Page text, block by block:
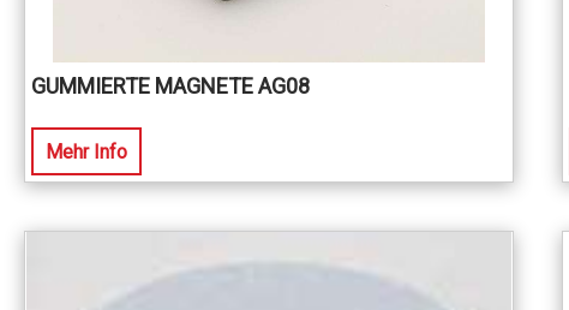
GUMMIERTE MAGNETE AG08
Mehr Info